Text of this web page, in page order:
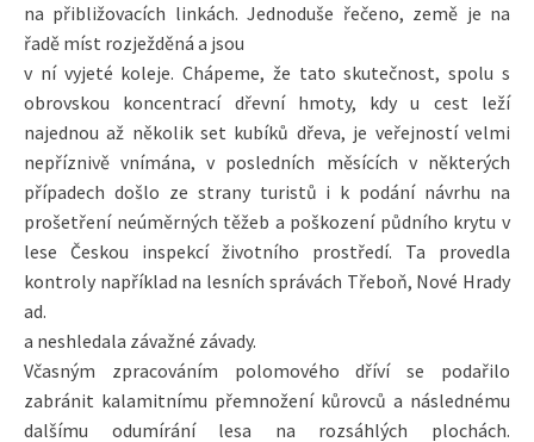
na přibližovacích linkách. Jednoduše řečeno, země je na
řadě míst rozježděná a jsou
v ní vyjeté koleje. Chápeme, že tato skutečnost, spolu s
obrovskou koncentrací dřevní hmoty, kdy u cest leží
najednou až několik set kubíků dřeva, je veřejností velmi
nepříznivě vnímána, v posledních měsících v některých
případech došlo ze strany turistů i k podání návrhu na
prošetření neúměrných těžeb a poškození půdního krytu v
lese Českou inspekcí životního prostředí. Ta provedla
kontroly například na lesních správách Třeboň, Nové Hrady
ad.
a neshledala závažné závady.
Včasným zpracováním polomového dříví se podařilo
zabránit kalamitnímu přemnožení kůrovců a následnému
dalšímu odumírání lesa na rozsáhlých plochách.